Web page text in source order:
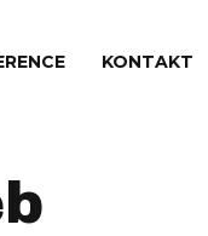
KONTAKT